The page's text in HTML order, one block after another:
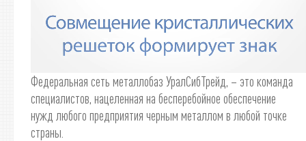
Федеральная сеть металлобаз УралСибТрейд, – это команда
специалистов, нацеленная на бесперебойное обеспечение
нужд любого предприятия черным металлом в любой точке
страны.